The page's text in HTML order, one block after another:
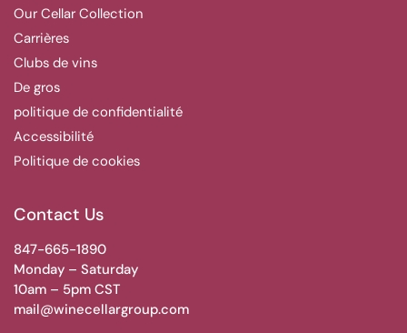
Our Cellar Collection
Carrières
Clubs de vins
De gros
politique de confidentialité
Accessibilité
Politique de cookies
Contact Us
847-665-1890
Monday – Saturday
10am – 5pm CST
mail@winecellargroup.com